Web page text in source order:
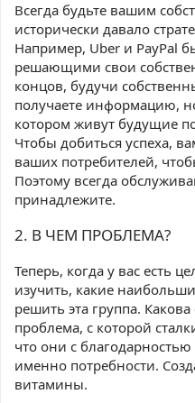
Всегда будьте вашим
исторически давало
Например, Uber и PayPal
решающими свои
концов, будучи
получаете информацию,
котором живут будущие
Чтобы добиться успеха,
ваших потребителей,
Поэтому всегда
принадлежите.
2. В ЧЕМ ПРОБЛЕМА?
Теперь, когда у вас есть
изучить, какие
решить эта группа.
проблема, с которой
что они с благодарностью
именно потребности.
витамины.